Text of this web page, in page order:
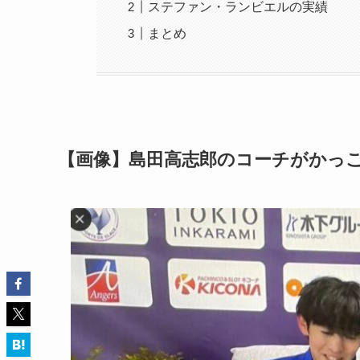
ステファン・ランビエルの実績
まとめ
【画像】島田高志郎のコーチがかっ